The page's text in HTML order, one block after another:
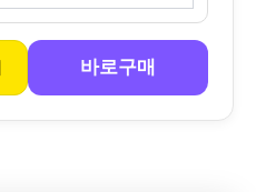
바로구매